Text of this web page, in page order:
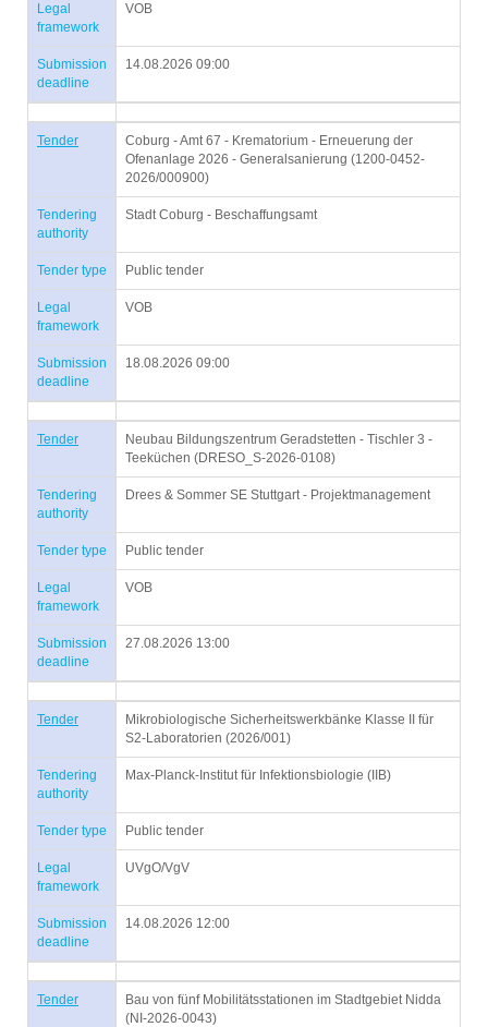
Legal
framework
VOB
Submission
deadline
14.08.2026 09:00
Tender
Coburg - Amt 67 - Krematorium - Erneuerung der
Ofenanlage 2026 - Generalsanierung (1200-0452-
2026/000900)
Tendering
authority
Stadt Coburg - Beschaffungsamt
Tender type Public tender
Legal
framework
VOB
Submission
deadline
18.08.2026 09:00
Tender
Neubau Bildungszentrum Geradstetten - Tischler 3 -
Teeküchen (DRESO_S-2026-0108)
Tendering
authority
Drees & Sommer SE Stuttgart - Projektmanagement
Tender type Public tender
Legal
framework
VOB
Submission
deadline
27.08.2026 13:00
Tender
Mikrobiologische Sicherheitswerkbänke Klasse II für
S2-Laboratorien (2026/001)
Tendering
authority
Max-Planck-Institut für Infektionsbiologie (IIB)
Tender type Public tender
Legal
framework
UVgO/VgV
Submission
deadline
14.08.2026 12:00
Tender
Bau von fünf Mobilitätsstationen im Stadtgebiet Nidda
(NI-2026-0043)